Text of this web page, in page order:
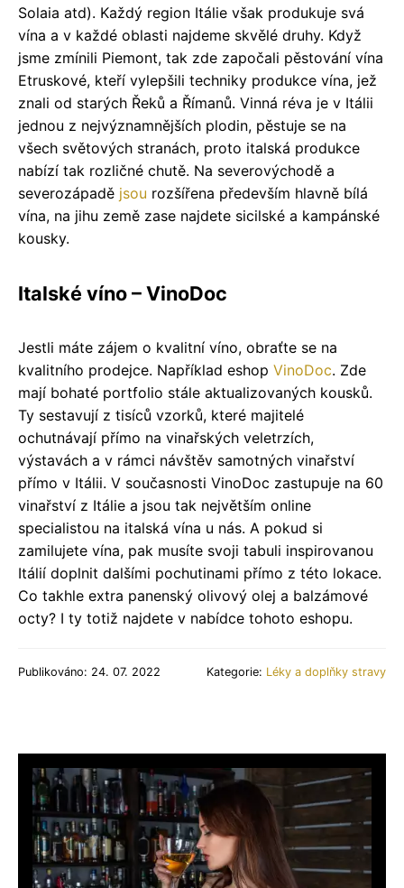
Solaia atd). Každý region Itálie však produkuje svá
vína a v každé oblasti najdeme skvělé druhy. Když
jsme zmínili Piemont, tak zde započali pěstování vína
Etruskové, kteří vylepšili techniky produkce vína, jež
znali od starých Řeků a Římanů. Vinná réva je v Itálii
jednou z nejvýznamnějších plodin, pěstuje se na
všech světových stranách, proto italská produkce
nabízí tak rozličné chutě. Na severovýchodě a
severozápadě jsou rozšířena především hlavně bílá
vína, na jihu země zase najdete sicilské a kampánské
kousky.
Italské víno – VinoDoc
Jestli máte zájem o kvalitní víno, obraťte se na
kvalitního prodejce. Například eshop VinoDoc. Zde
mají bohaté portfolio stále aktualizovaných kousků.
Ty sestavují z tisíců vzorků, které majitelé
ochutnávají přímo na vinařských veletrzích,
výstavách a v rámci návštěv samotných vinařství
přímo v Itálii. V současnosti VinoDoc zastupuje na 60
vinařství z Itálie a jsou tak největším online
specialistou na italská vína u nás. A pokud si
zamilujete vína, pak musíte svoji tabuli inspirovanou
Itálií doplnit dalšími pochutinami přímo z této lokace.
Co takhle extra panenský olivový olej a balzámové
octy? I ty totiž najdete v nabídce tohoto eshopu.
Publikováno: 24. 07. 2022 Kategorie: Léky a doplňky stravy